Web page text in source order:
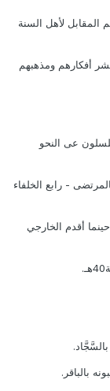
لأهل السنة
أفكارهم ومذهبهم
عى النحو
- رابع الخلفاء
أقدم الخارجي